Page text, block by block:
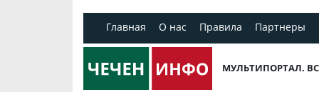
Главная О нас Правила Партнеры
МУЛЬТИПОРТАЛ.